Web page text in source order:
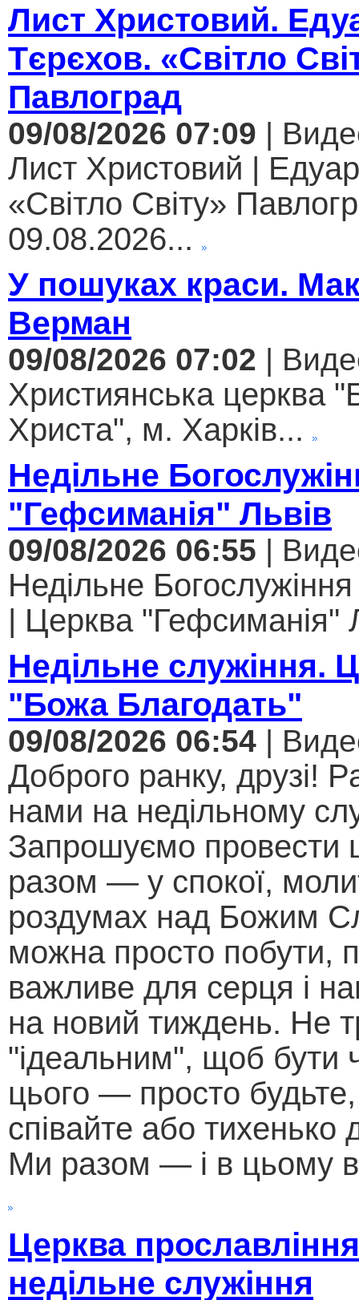
Лист Христовий.
Тєрєхов. «Світло
Павлоград
09/08/2026 07:09 |
Лист Христовий |
«Світло Світу»
09.08.2026...
У пошуках краси.
Верман
09/08/2026 07:02 |
Християнська церква
Христа", м. Харків...
Недільне
"Гефсиманія" Львів
09/08/2026 06:55 |
Недільне
| Церква "Гефсиманія"
Недільне служіння.
"Божа Благодать"
09/08/2026 06:54 |
Доброго ранку, друзі!
нами на недільному
Запрошуємо провести
разом — у спокої,
роздумах над Божим
можна просто побути,
важливе для серця і
на новий тиждень. Не
"ідеальним", щоб бути
цього — просто
співайте або тихенько
Ми разом — і в цьому
Церква
недільне служіння